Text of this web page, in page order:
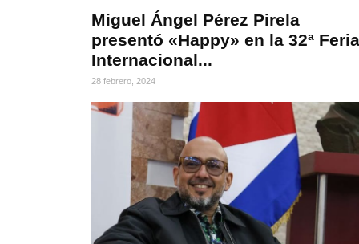
Miguel Ángel Pérez Pirela
presentó «Happy» en la 32ª Feria
Internacional...
28 febrero, 2024